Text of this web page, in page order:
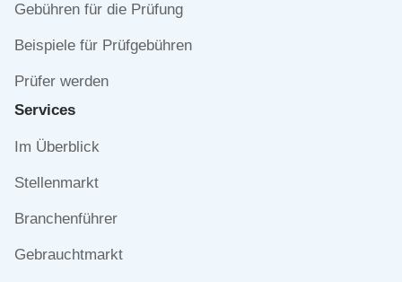
Gebühren für die Prüfung
Beispiele für Prüfgebühren
Prüfer werden
Services
Navigation
Im Überblick
Stellenmarkt
Branchenführer
Gebrauchtmarkt